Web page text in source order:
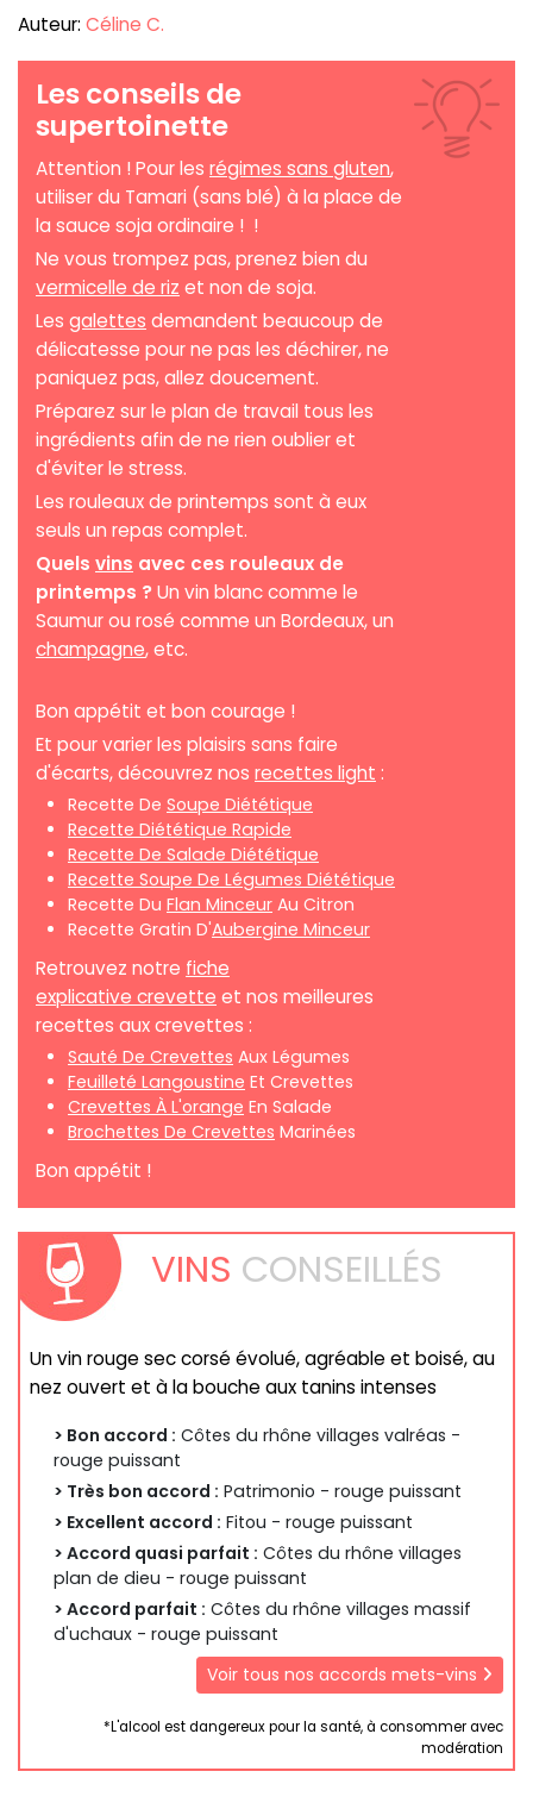
Auteur: Céline C.
Les conseils de
supertoinette
Attention ! Pour les régimes sans gluten,
utiliser du Tamari (sans blé) à la place de
la sauce soja ordinaire ! !
Ne vous trompez pas, prenez bien du
vermicelle de riz et non de soja.
Les galettes demandent beaucoup de
délicatesse pour ne pas les déchirer, ne
paniquez pas, allez doucement.
Préparez sur le plan de travail tous les
ingrédients afin de ne rien oublier et
d'éviter le stress.
Les rouleaux de printemps sont à eux
seuls un repas complet.
Quels vins avec ces rouleaux de
printemps ? Un vin blanc comme le
Saumur ou rosé comme un Bordeaux, un
champagne, etc.
Bon appétit et bon courage !
Et pour varier les plaisirs sans faire
d'écarts, découvrez nos recettes light :
Recette De Soupe Diététique
Recette Diététique Rapide
Recette De Salade Diététique
Recette Soupe De Légumes Diététique
Recette Du Flan Minceur Au Citron
Recette Gratin D'Aubergine Minceur
Retrouvez notre fiche
explicative crevette et nos meilleures
recettes aux crevettes :
Sauté De Crevettes Aux Légumes
Feuilleté Langoustine Et Crevettes
Crevettes À L'orange En Salade
Brochettes De Crevettes Marinées
Bon appétit !
VINS CONSEILLÉS
Un vin rouge sec corsé évolué, agréable et boisé, au
nez ouvert et à la bouche aux tanins intenses
> Bon accord : Côtes du rhône villages valréas -
rouge puissant
> Très bon accord : Patrimonio - rouge puissant
> Excellent accord : Fitou - rouge puissant
> Accord quasi parfait : Côtes du rhône villages
plan de dieu - rouge puissant
> Accord parfait : Côtes du rhône villages massif
d'uchaux - rouge puissant
Voir tous nos accords mets-vins
*L'alcool est dangereux pour la santé, à consommer avec
modération